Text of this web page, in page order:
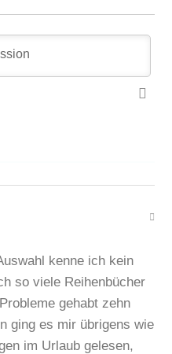
kenne ich kein
so viele Reihenbücher
gehabt zehn
ging es mir übrigens wie
im Urlaub gelesen,